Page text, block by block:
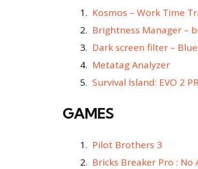
Kosmos – Work Time
Brightness Manager –
Dark screen filter –
Metatag Analyzer
Survival Island: EVO 2
GAMES
Pilot Brothers 3
Bricks Breaker Pro : No